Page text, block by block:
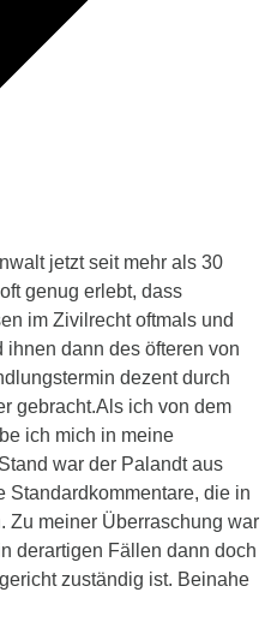
jetzt seit mehr als 30
genug erlebt, dass
im Zivilrecht oftmals und
ihnen dann des öfteren von
dezent durch
gebracht.Als ich von dem
ich mich in meine
war der Palandt aus
Standardkommentare, die in
Zu meiner Überraschung war
derartigen Fällen dann doch
zuständig ist. Beinahe